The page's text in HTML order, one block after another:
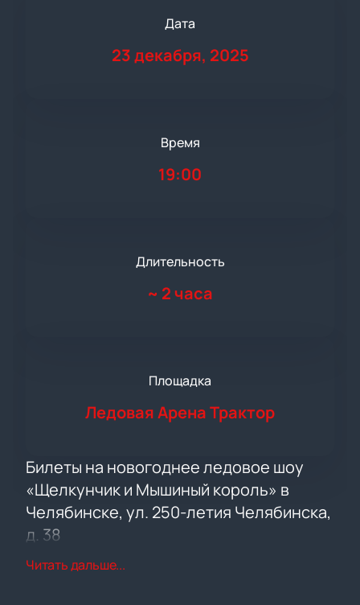
Дата
23 декабря, 2025
Время
19:00
Длительность
~ 2 часа
Площадка
Ледовая Арена Трактор
Билеты на новогоднее ледовое шоу
«Щелкунчик и Мышиный король» в
Челябинске, ул. 250-летия Челябинска,
д. 38
Ледовое шоу по мотивам сказки Гофмана подарит
атмосферу чуда на льду. Купите билеты на
Читать дальше...